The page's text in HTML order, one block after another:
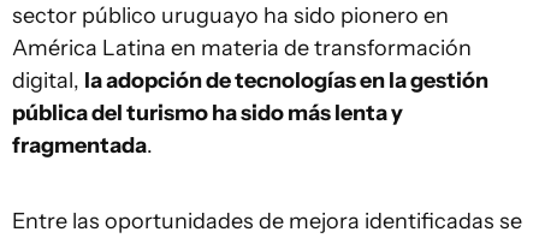
sector público uruguayo ha sido pionero en
América Latina en materia de transformación
digital, la adopción de tecnologías en la gestión
pública del turismo ha sido más lenta y
fragmentada.
Entre las oportunidades de mejora identificadas se